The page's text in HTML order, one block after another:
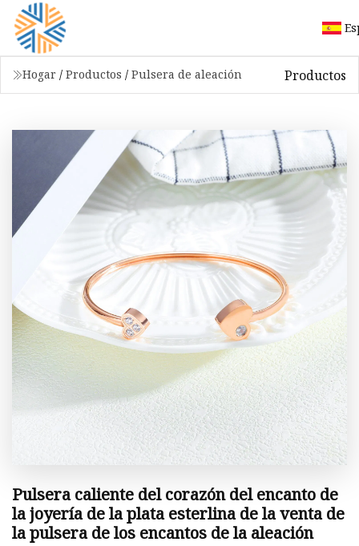
Hogar / Productos / Pulsera de aleación Productos
Pulsera caliente del corazón del encanto de
la joyería de la plata esterlina de la venta de
la pulsera de los encantos de la aleación